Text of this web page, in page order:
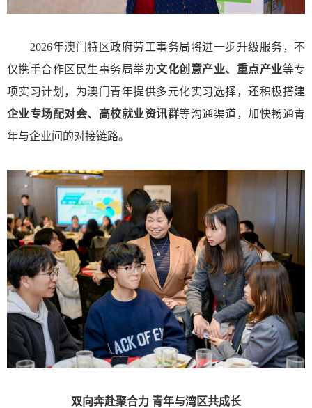
2026年澳门特区政府劳工事务局将进一步升级服务，不
仅携手合作区民生事务局举办文化创意产业、重点产业等专
项实习计划，为澳门青年提供多元化实习选择，还积极搭建
企业专场配对会、高校就业资讯群等沟通渠道，加快畅通青
年与企业间的对接链路。
双向奔赴聚合力 青年与湾区共成长